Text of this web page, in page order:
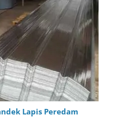
Lapis Peredam